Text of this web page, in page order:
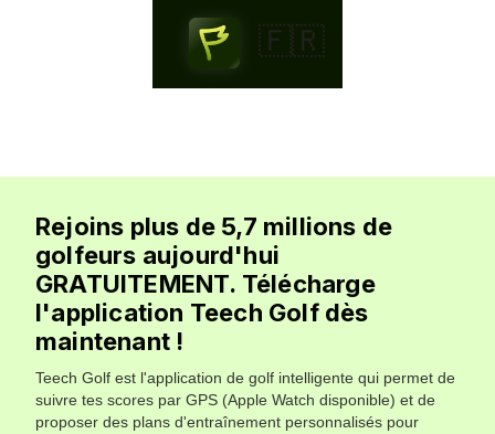
🇫🇷
Rejoins plus de 5,7 millions de
golfeurs aujourd'hui
GRATUITEMENT. Télécharge
l'application Teech Golf dès
maintenant !
Teech Golf est l'application de golf intelligente qui permet de
suivre tes scores par GPS (Apple Watch disponible) et de
proposer des plans d'entraînement personnalisés pour